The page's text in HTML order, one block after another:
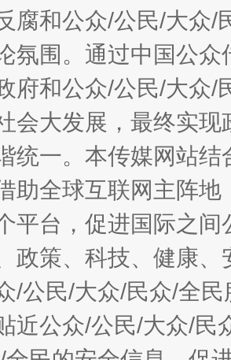
腐和公众/公民/大众
氛围。通过中国公
府和公众/公民/大众
会大发展，最终实
统一。本传媒网站
助全球互联网主阵
平台，促进国际之
政策、科技、健康
/公民/大众/民众/全
近公众/公民/大众/民